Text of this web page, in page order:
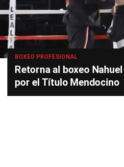
BOXEO PROFESIONAL
Retorna al boxeo
por el Título Mendocino